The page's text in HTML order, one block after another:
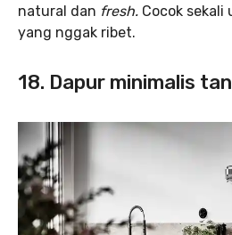
natural dan fresh. Cocok sekali
yang nggak ribet.
18. Dapur minimalis